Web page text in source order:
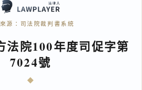
源：司法院裁判書系統
法院100年度司促字第
7024號